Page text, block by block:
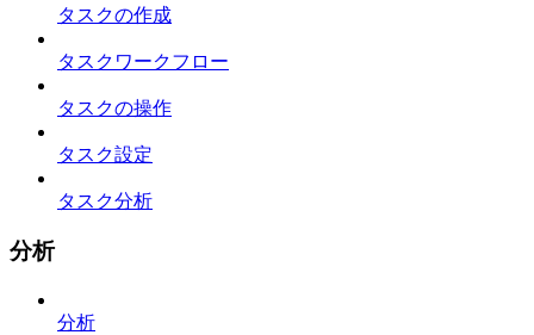
タスクの作成
タスクワークフロー
タスクの操作
タスク設定
タスク分析
分析
分析